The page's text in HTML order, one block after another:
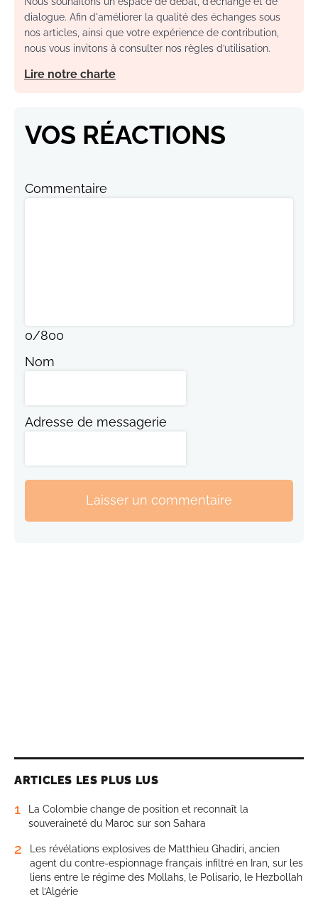
dialogue. Afin d'améliorer la qualité des échanges sous
nos articles, ainsi que votre expérience de contribution,
nous vous invitons à consulter nos règles d’utilisation.
Lire notre charte
VOS RÉACTIONS
Commentaire
0/800
Nom
Adresse de messagerie
Laisser un commentaire
ARTICLES LES PLUS LUS
1
La Colombie change de position et reconnaît la
souveraineté du Maroc sur son Sahara
2
Les révélations explosives de Matthieu Ghadiri, ancien
agent du contre-espionnage français infiltré en Iran, sur les
liens entre le régime des Mollahs, le Polisario, le Hezbollah
et l’Algérie